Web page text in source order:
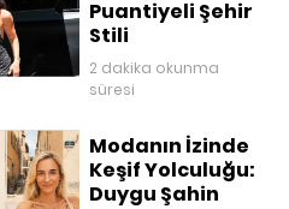
Puantiyeli Şehir
Stili
2 dakika okunma
süresi
Modanın İzinde
Keşif Yolculuğu:
Duygu Şahin